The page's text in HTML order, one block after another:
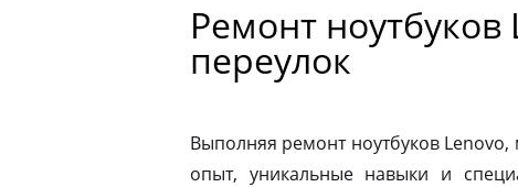
Ремонт
переулок
Выполняя ремонт ноутбуков Lenovo,
опыт, уникальные навыки и